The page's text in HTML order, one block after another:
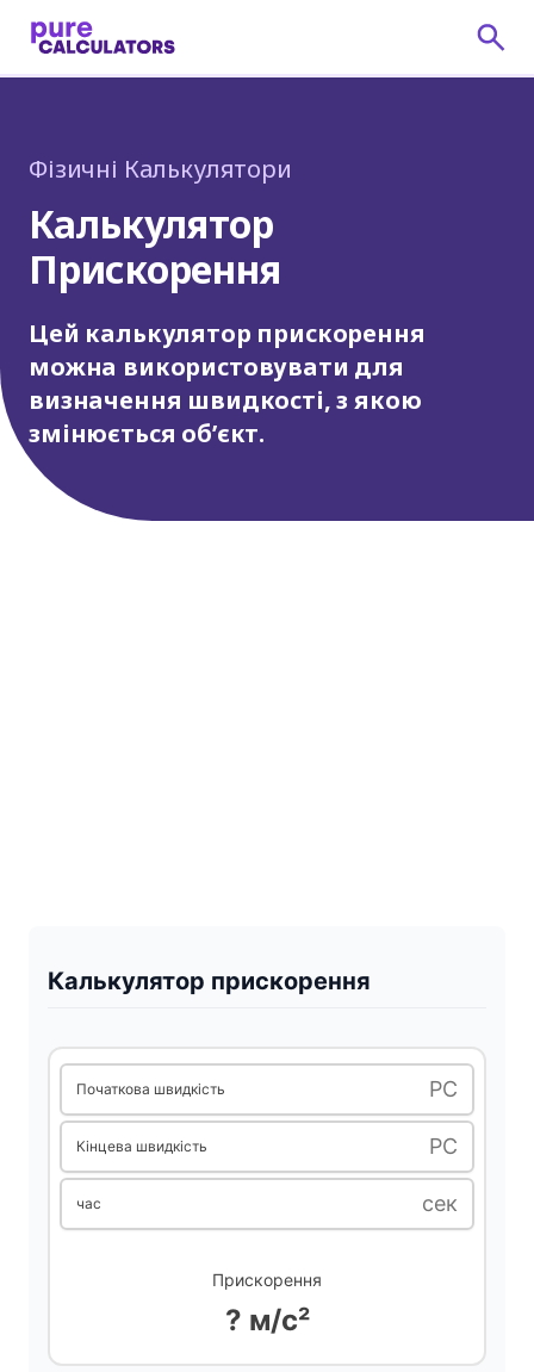
Фізичні Калькулятори
Калькулятор
Прискорення
Цей калькулятор прискорення
можна використовувати для
визначення швидкості, з якою
змінюється об’єкт.
Калькулятор прискорення
Початкова швидкість РС
Кінцева швидкість РС
час сек
Прискорення
? м/с²